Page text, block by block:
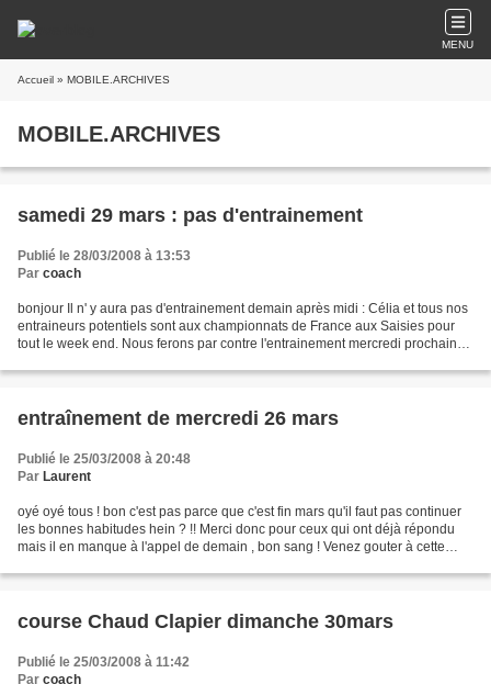
MENU
Accueil » MOBILE.ARCHIVES
MOBILE.ARCHIVES
samedi 29 mars : pas d'entrainement
Publié le 28/03/2008 à 13:53
Par coach
bonjour Il n' y aura pas d'entrainement demain après midi : Célia et tous nos
entraineurs potentiels sont aux championnats de France aux Saisies pour
tout le week end. Nous ferons par contre l'entrainement mercredi prochain
entraînement de mercredi 26 mars
Publié le 25/03/2008 à 20:48
Par Laurent
oyé oyé tous ! bon c'est pas parce que c'est fin mars qu'il faut pas continuer
les bonnes habitudes hein ? !! Merci donc pour ceux qui ont déjà répondu
mais il en manque à l'appel de demain , bon sang ! Venez gouter à cette
course Chaud Clapier dimanche 30mars
Publié le 25/03/2008 à 11:42
Par coach